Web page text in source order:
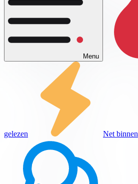
Menu
gelezen Net binnen